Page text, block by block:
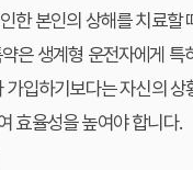
한 본인의 상해를 치료할
은 생계형 운전자에게 특
가입하기보다는 자신의 상
효율성을 높여야 합니다.